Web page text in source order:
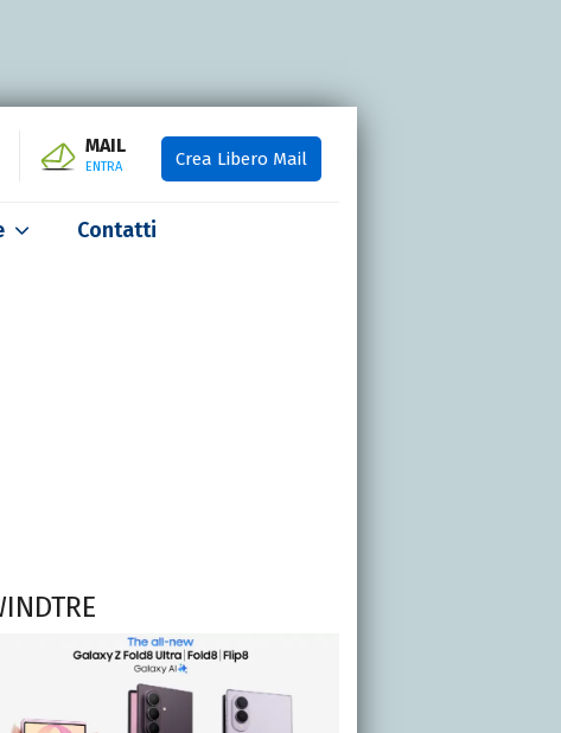
MAIL
ENTRA Crea Libero Mail
Contatti